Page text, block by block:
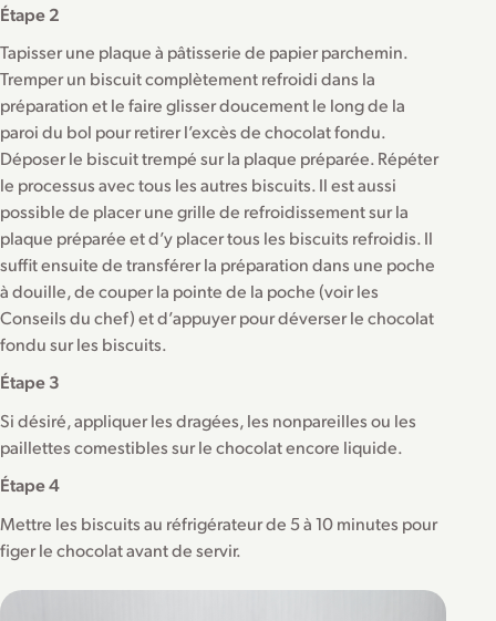
Étape 2
Tapisser une plaque à pâtisserie de papier parchemin.
Tremper un biscuit complètement refroidi dans la
préparation et le faire glisser doucement le long de la
paroi du bol pour retirer l’excès de chocolat fondu.
Déposer le biscuit trempé sur la plaque préparée. Répéter
le processus avec tous les autres biscuits. Il est aussi
possible de placer une grille de refroidissement sur la
plaque préparée et d’y placer tous les biscuits refroidis. Il
suffit ensuite de transférer la préparation dans une poche
à douille, de couper la pointe de la poche (voir les
Conseils du chef) et d’appuyer pour déverser le chocolat
fondu sur les biscuits.
Étape 3
Si désiré, appliquer les dragées, les nonpareilles ou les
paillettes comestibles sur le chocolat encore liquide.
Étape 4
Mettre les biscuits au réfrigérateur de 5 à 10 minutes pour
figer le chocolat avant de servir.